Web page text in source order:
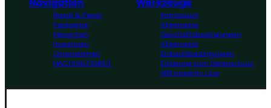
Navigation
Board & Paper
Packaging
Menschen
Investoren
Unternehmen
NACHHALTIGKEIT
Werkzeuge
Impressum
Allgemeine
Geschäftsbedingungen
Allgemeine
Einkaufsbedingungen
Erklärung zum Datenschutz
MM Integrity Line